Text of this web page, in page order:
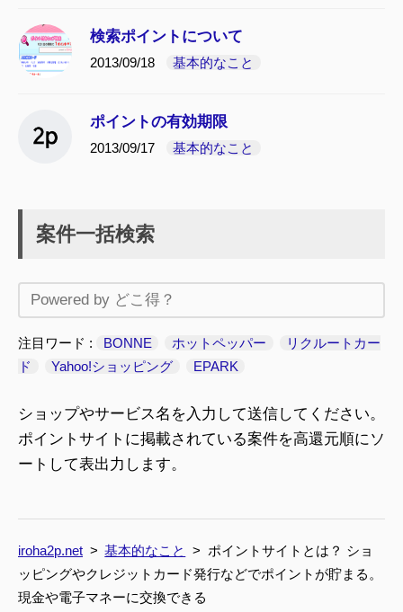
検索ポイントについて
2013/09/18 基本的なこと
ポイントの有効期限
2013/09/17 基本的なこと
案件一括検索
注目ワード BONNE ホットペッパー
リクルートカー
ド
Yahoo!ショッピング EPARK
ショップやサービス名を入力して送信してください。
ポイントサイトに掲載されている案件を高還元順にソ
ートして表出力します。
iroha2p.net 基本的なこと
ポイントサイトとは？ ショ
ッピングやクレジットカード発行などでポイントが貯まる。
現金や電子マネーに交換できる